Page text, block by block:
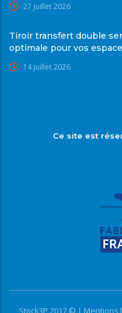
27 juillet 2026
Tiroir transfert double
optimale pour vos
14 juillet 2026
Ce site est
Stock3P 2017 © | Mentions